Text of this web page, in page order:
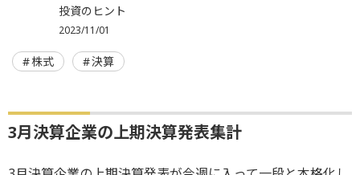
投資のヒント
2023/11/01
株式 決算
3月決算企業の上期決算発表集計